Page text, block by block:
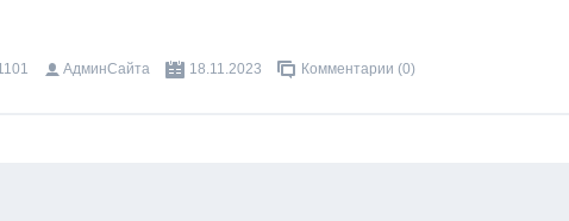
АдминСайта 18.11.2023 Комментарии (0)